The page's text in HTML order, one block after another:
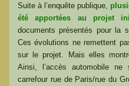
Suite à l’enquête publique,
été apportées au projet
documents présentés pour la
Ces évolutions ne remettent
sur le projet. Mais elles
Ainsi, l’accès automobile
carrefour rue de Paris/rue du